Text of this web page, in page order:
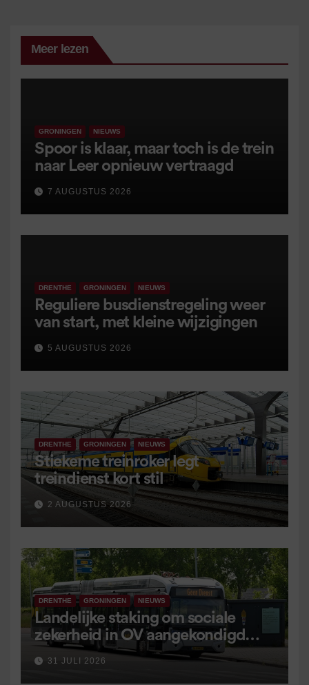
Meer lezen
GRONINGEN NIEUWS
Spoor is klaar, maar toch is de trein
naar Leer opnieuw vertraagd
7 AUGUSTUS 2026
DRENTHE GRONINGEN NIEUWS
Reguliere busdienstregeling weer
van start, met kleine wijzigingen
5 AUGUSTUS 2026
DRENTHE GRONINGEN NIEUWS
Stiekeme treinroker legt
treindienst kort stil
2 AUGUSTUS 2026
DRENTHE GRONINGEN NIEUWS
Landelijke staking om sociale
zekerheid in OV aangekondigd
voor 9 september
31 JULI 2026